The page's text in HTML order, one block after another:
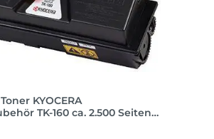
KYOCERA
TK-160 ca. 2.500 Seiten